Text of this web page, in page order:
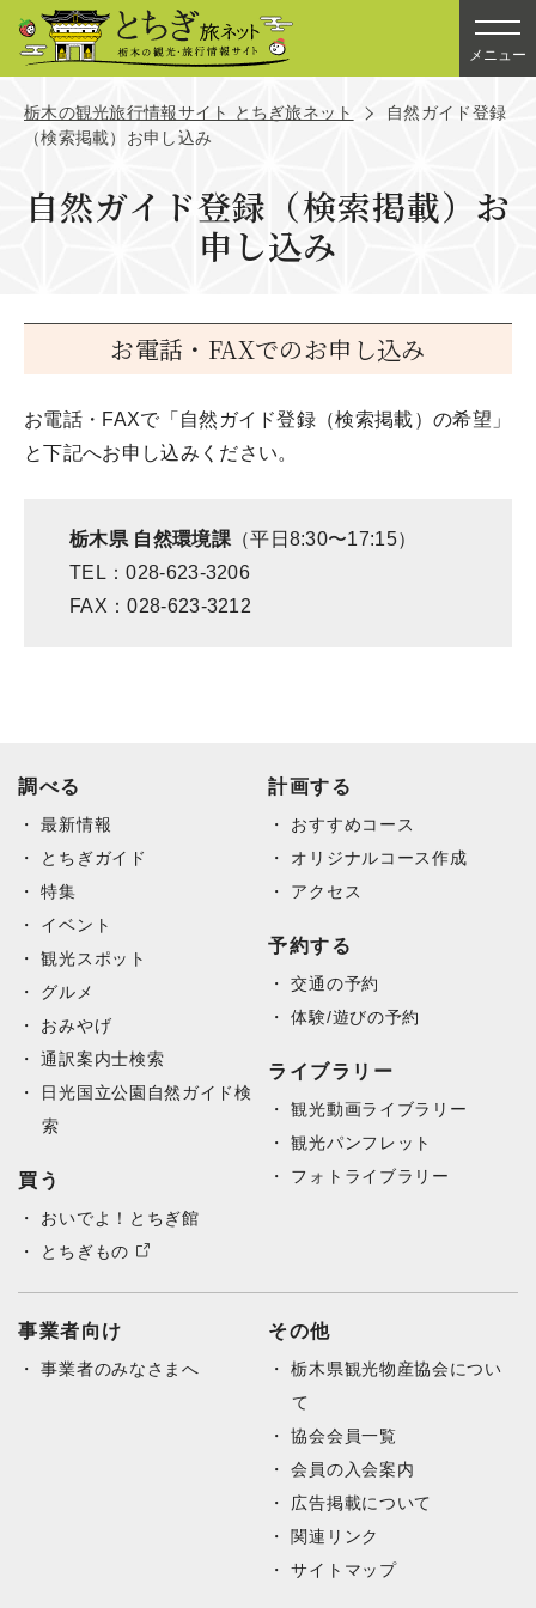
メニュー
栃木の観光旅行情報サイト とちぎ旅ネット
自然ガイド登録
（検索掲載）お申し込み
自然ガイド登録（検索掲載）お
申し込み
お電話・FAXでのお申し込み
お電話・FAXで「自然ガイド登録（検索掲載）の希望」
と下記へお申し込みください。
栃木県 自然環境課（平日8:30〜17:15）
TEL：028-623-3206
FAX：028-623-3212
調べる
最新情報
とちぎガイド
特集
イベント
観光スポット
グルメ
おみやげ
通訳案内士検索
日光国立公園自然ガイド検
索
買う
おいでよ！とちぎ館
とちぎもの
計画する
おすすめコース
オリジナルコース作成
アクセス
予約する
交通の予約
体験/遊びの予約
ライブラリー
観光動画ライブラリー
観光パンフレット
フォトライブラリー
事業者向け
事業者のみなさまへ
その他
栃木県観光物産協会につい
て
協会会員一覧
会員の入会案内
広告掲載について
関連リンク
サイトマップ